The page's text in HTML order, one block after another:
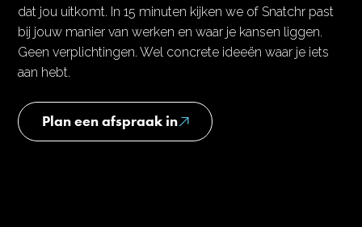
dat jou uitkomt. In 15 minuten kijken we of Snatchr past
bij jouw manier van werken en waar je kansen liggen.
Geen verplichtingen. Wel concrete ideeën waar je iets
aan hebt.
Plan een afspraak in